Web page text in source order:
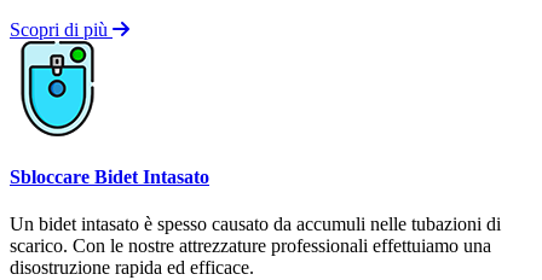
Scopri di più
Sbloccare Bidet Intasato
Un bidet intasato è spesso causato da accumuli nelle tubazioni di
scarico. Con le nostre attrezzature professionali effettuiamo una
disostruzione rapida ed efficace.